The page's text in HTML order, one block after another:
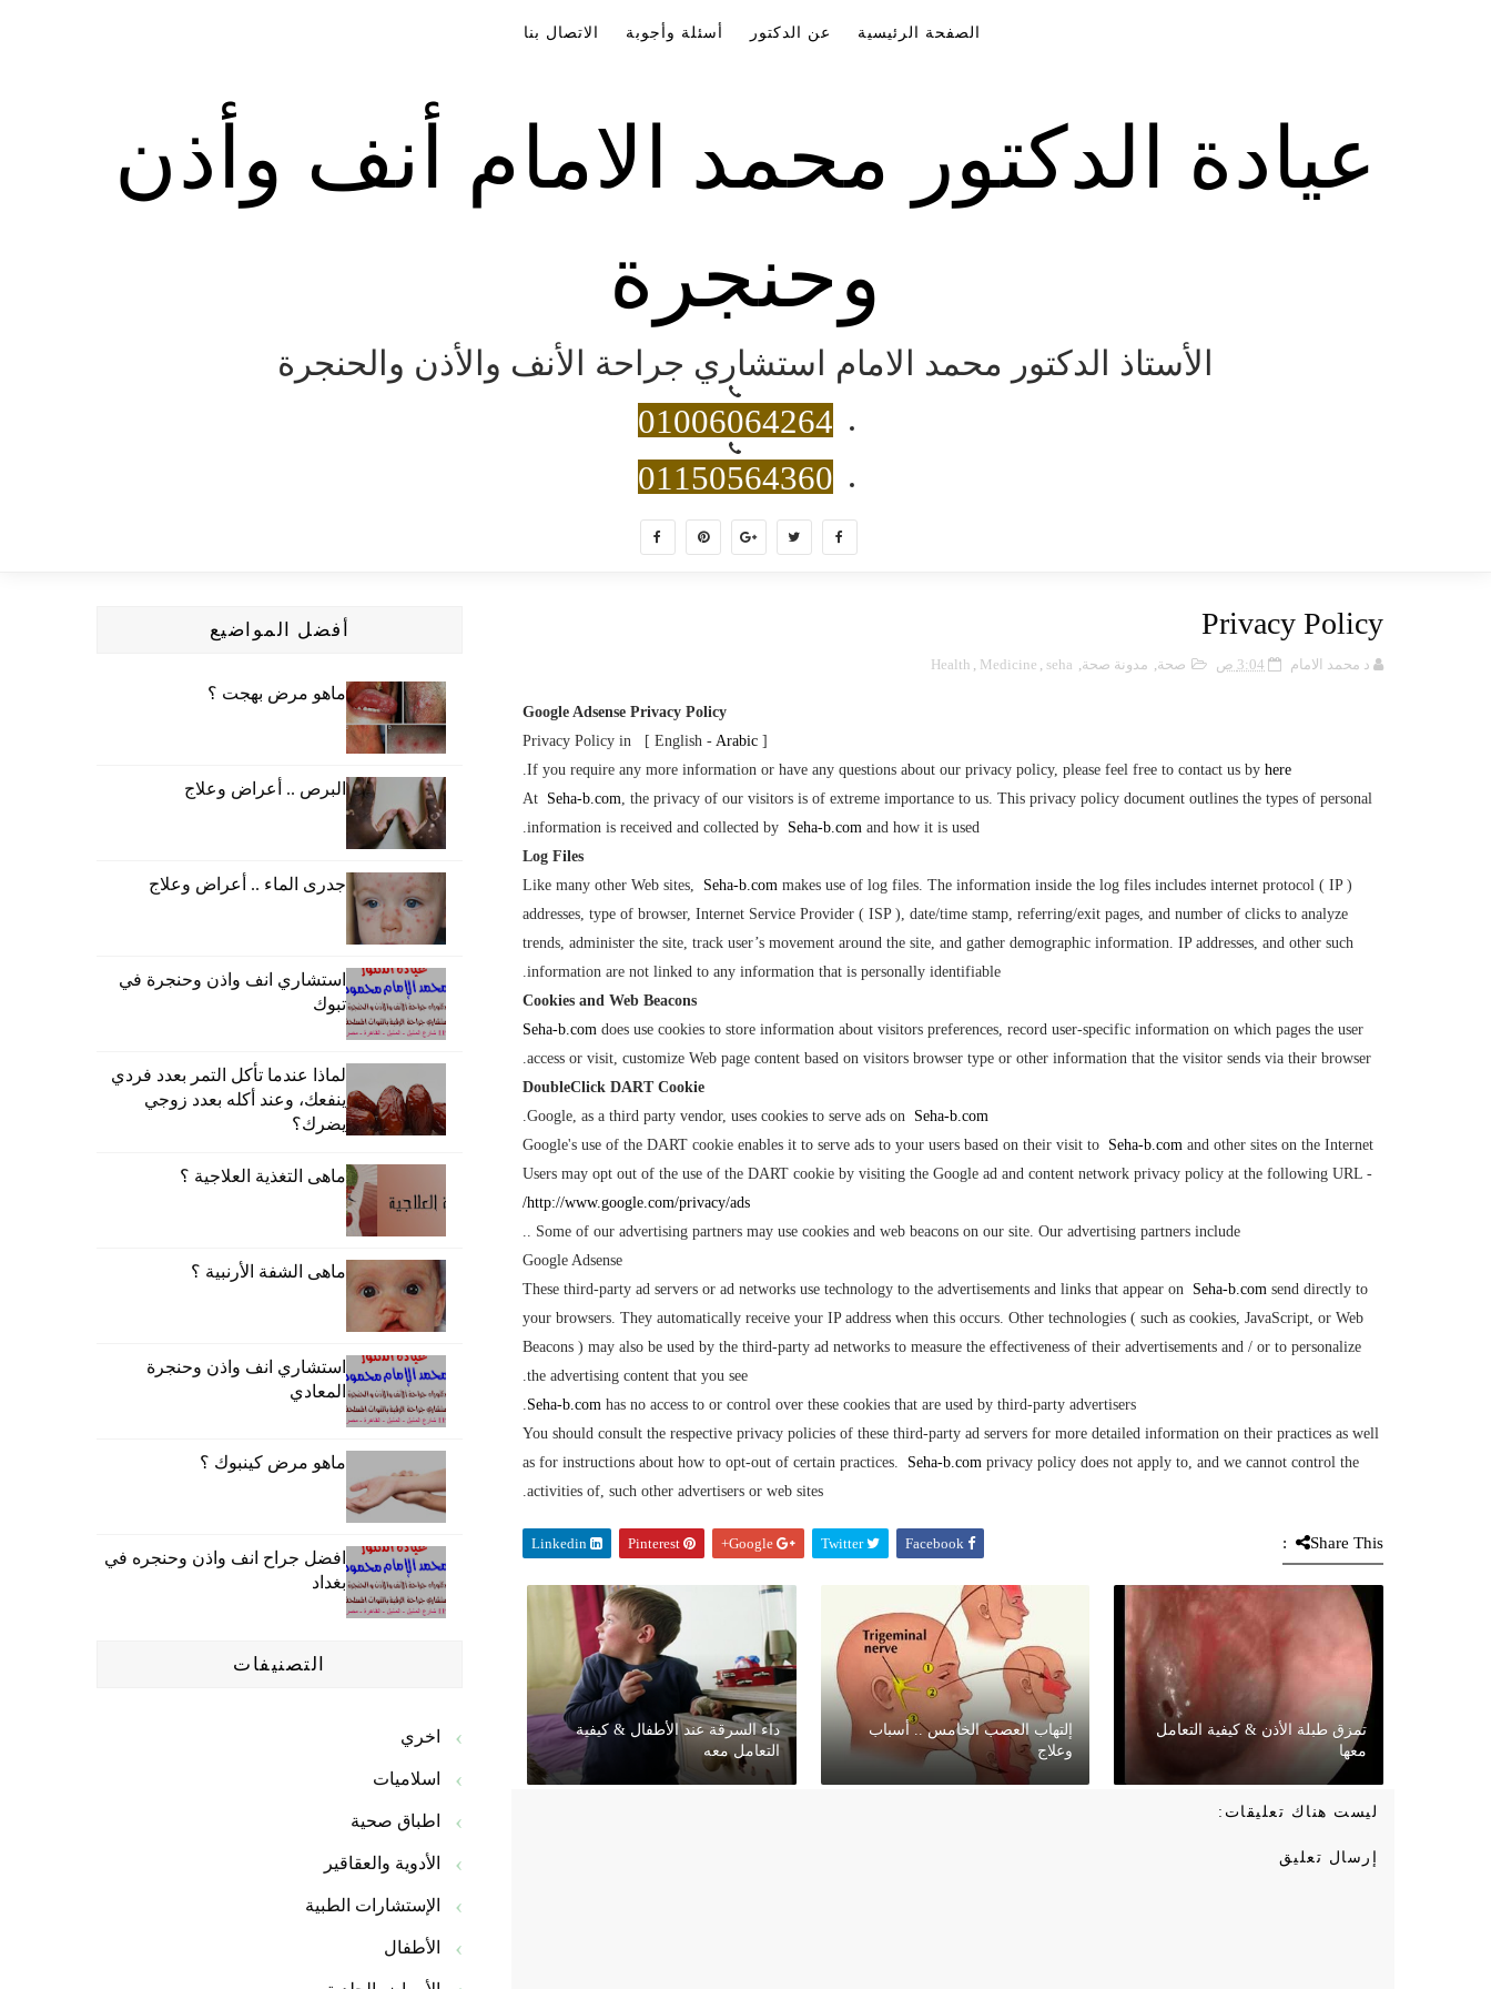
الصفحة الرئيسية عن الدكتور أسئلة وأجوبة الاتصال بنا
عيادة الدكتور محمد الامام أنف وأذن
وحنجرة
الأستاذ الدكتور محمد الامام استشاري جراحة الأنف والأذن والحنجرة
01006064264
01150564360
Privacy Policy
د محمد الامام 3:04 ص صحة, مدونة صحة,
Health , Medicine , seha
Google Adsense Privacy Policy
[ Privacy Policy in [ English -
Arabic
If you require any more information or have any questions about our privacy policy, please feel free to contact us byhere
.
At Seha-b.com, the privacy of our visitors is of extreme importance to us. This privacy policy document outlines the types of personal
information is received and collected by Seha-b.com and how it is used.
Log Files
Like many other Web sites, Seha-b.com makes use of log files. The information inside the log files includes internet protocol ( IP )
addresses, type of browser, Internet Service Provider ( ISP ), date/time stamp, referring/exit pages, and number of clicks to analyze
trends, administer the site, track user’s movement around the site, and gather demographic information. IP addresses, and other such
information are not linked to any information that is personally identifiable.
Cookies and Web Beacons
Seha-b.com does use cookies to store information about visitors preferences, record user-specific information on which pages the user
access or visit, customize Web page content based on visitors browser type or other information that the visitor sends via their browser.
DoubleClick DART Cookie
Google, as a third party vendor, uses cookies to serve ads on Seha-b.com
.
Google's use of the DART cookie enables it to serve ads to your users based on their visit to Seha-b.com and other sites on the Internet
Users may opt out of the use of the DART cookie by visiting the Google ad and content network privacy policy at the following URL -
http://www.google.com/privacy/ads/
Some of our advertising partners may use cookies and web beacons on our site. Our advertising partners include ..
Google Adsense
These third-party ad servers or ad networks use technology to the advertisements and links that appear on Seha-b.com send directly to
your browsers. They automatically receive your IP address when this occurs. Other technologies ( such as cookies, JavaScript, or Web
Beacons ) may also be used by the third-party ad networks to measure the effectiveness of their advertisements and / or to personalize
the advertising content that you see.
Seha-b.com has no access to or control over these cookies that are used by third-party advertisers.
You should consult the respective privacy policies of these third-party ad servers for more detailed information on their practices as well
as for instructions about how to opt-out of certain practices. Seha-b.com privacy policy does not apply to, and we cannot control the
activities of, such other advertisers or web sites.
Share This:
Twitter
Google+
Pinterest
Linkedin
تمزق طبلة الأذن & كيفية التعامل
معها
إلتهاب العصب الخامس .. أسباب
وعلاج
داء السرقة عند الأطفال & كيفية
التعامل معه
ليست هناك تعليقات:
إرسال تعليق
أفضل المواضيع
ماهو مرض بهجت ؟
البرص .. أعراض وعلاج
جدرى الماء .. أعراض وعلاج
استشاري انف واذن وحنجرة في
تبوك
لماذا عندما تأكل التمر بعدد فردي
ينفعك، وعند أكله بعدد زوجي
يضرك؟
ماهى التغذية العلاجية ؟
ماهى الشفة الأرنبية ؟
استشاري انف واذن وحنجرة
المعادي
ماهو مرض كينبوك ؟
افضل جراح انف واذن وحنجره في
بغداد
التصنيفات
اخري
اسلاميات
اطباق صحية
الأدوية والعقاقير
الإستشارات الطبية
الأطفال